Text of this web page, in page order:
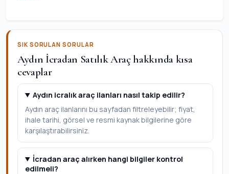
SIK SORULAN SORULAR
Aydın İcradan Satılık Araç hakkında kısa
cevaplar
Aydın icralık araç ilanları nasıl takip edilir?
Aydın araç ilanlarını bu sayfadan filtreleyebilir; fiyat,
ihale tarihi, görsel ve resmi kaynak bilgilerine göre
karşılaştırabilirsiniz.
İcradan araç alırken hangi bilgiler kontrol
edilmeli?